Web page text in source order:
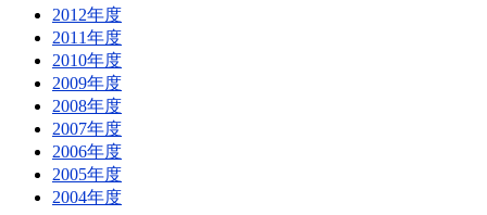
2012年度
2011年度
2010年度
2009年度
2008年度
2007年度
2006年度
2005年度
2004年度